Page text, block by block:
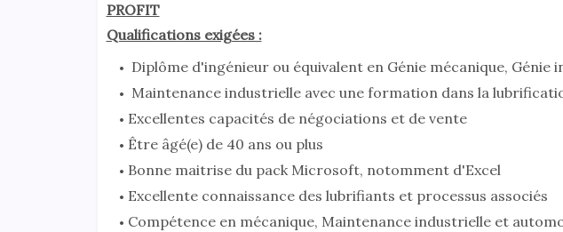
PROFIT
Qualifications exigées :
Diplôme d'ingénieur ou équivalent en Génie mécanique, Génie
Maintenance industrielle avec une formation dans la
Excellentes capacités de négociations et de vente
Être âgé(e) de 40 ans ou plus
Bonne maitrise du pack Microsoft, notomment d'Excel
Excellente connaissance des lubrifiants et processus associés
Compétence en mécanique, Maintenance industrielle et